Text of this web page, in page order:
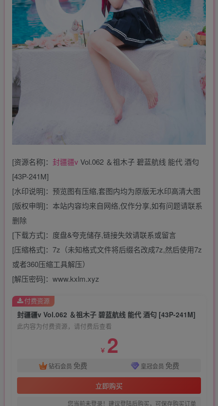
[资源名称]： 封疆疆v Vol.062 ＆祖木子 碧蓝航线 能代 酒匂
[43P-241M]
[水印说明]：预览图有压缩,套图内均为原版无水印高清大图
[版权申明]：本站内容均来自网络,仅作分享,如有问题请联系
删除
[下载方式]：度盘&夸克储存,链接失效请联系或留言
[压缩格式]：7z（未知格式文件将后缀名改成7z,然后使用7z
或者360压缩工具解压）
[解压密码]：www.kxlm.xyz
封疆疆v Vol.062 ＆祖木子 碧蓝航线 能代 酒匂 [43P-241M]
此内容为付费资源，请付费后查看
￥ 2
钻石会员 免费 皇冠会员 免费
立即购买
您当前未登录！建议登陆后购买，可保存购买订单
付费资源